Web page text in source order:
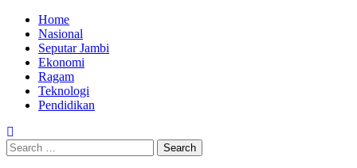
Skip
content
Primary
Menu
Home
Nasional
Seputar Jambi
Ekonomi
Ragam
Teknologi
Pendidikan
Search
for: